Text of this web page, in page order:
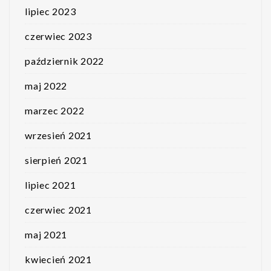
lipiec 2023
czerwiec 2023
październik 2022
maj 2022
marzec 2022
wrzesień 2021
sierpień 2021
lipiec 2021
czerwiec 2021
maj 2021
kwiecień 2021